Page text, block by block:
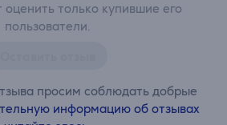
только купившие его
пользователи.
просим соблюдать добрые
информацию об отзывах